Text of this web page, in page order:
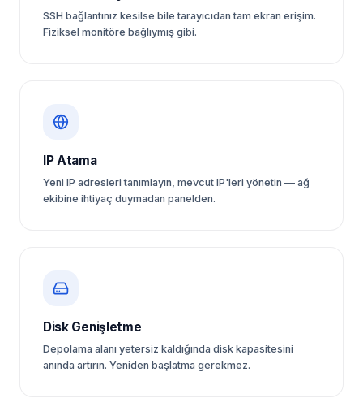
SSH bağlantınız kesilse bile tarayıcıdan tam ekran erişim.
Fiziksel monitöre bağlıymış gibi.
IP Atama
Yeni IP adresleri tanımlayın, mevcut IP'leri yönetin — ağ
ekibine ihtiyaç duymadan panelden.
Disk Genişletme
Depolama alanı yetersiz kaldığında disk kapasitesini
anında artırın. Yeniden başlatma gerekmez.